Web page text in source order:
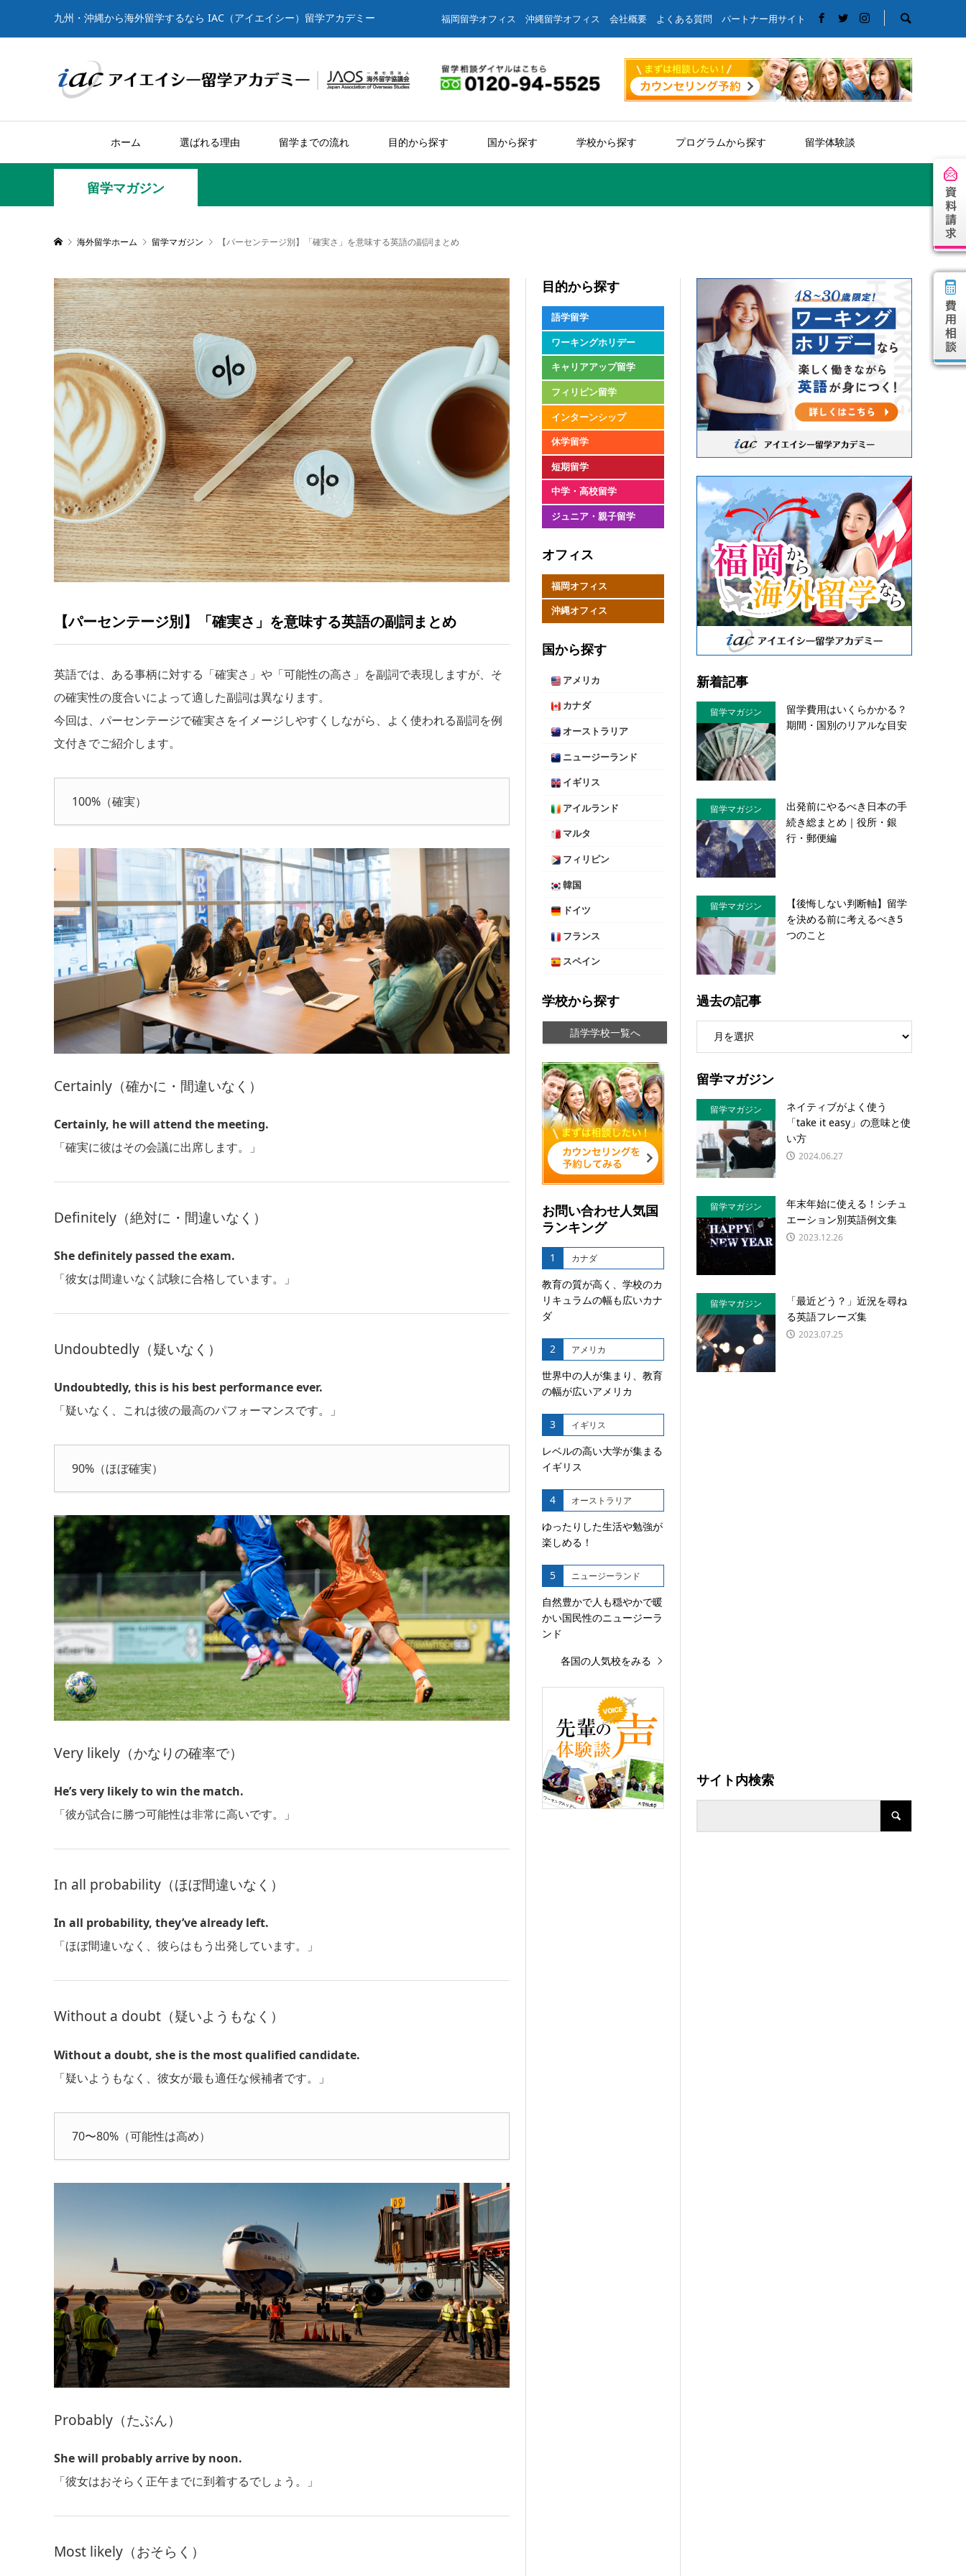
九州・沖縄から海外留学するなら IAC（アイエイシー）留学アカデミー 福岡留学オフィス 沖縄留学オフィス 会社概要 よくある質問 パートナー用サイト
ホーム 選ばれる理由 留学までの流れ 目的から探す 国から探す 学校から探す プログラムから探す 留学体験談
留学マガジン
海外留学ホーム 留学マガジン 【パーセンテージ別】「確実さ」を意味する英語の副詞まとめ
【パーセンテージ別】「確実さ」を意味する英語の副詞まとめ
英語では、ある事柄に対する「確実さ」や「可能性の高さ」を副詞で表現しますが、そ
の確実性の度合いによって適した副詞は異なります。
今回は、パーセンテージで確実さをイメージしやすくしながら、よく使われる副詞を例
文付きでご紹介します。
100%（確実）
Certainly（確かに・間違いなく）
Certainly, he will attend the meeting.
「確実に彼はその会議に出席します。」
Definitely（絶対に・間違いなく）
She definitely passed the exam.
「彼女は間違いなく試験に合格しています。」
Undoubtedly（疑いなく）
Undoubtedly, this is his best performance ever.
「疑いなく、これは彼の最高のパフォーマンスです。」
90%（ほぼ確実）
Very likely（かなりの確率で）
He’s very likely to win the match.
「彼が試合に勝つ可能性は非常に高いです。」
In all probability（ほぼ間違いなく）
In all probability, they’ve already left.
「ほぼ間違いなく、彼らはもう出発しています。」
Without a doubt（疑いようもなく）
Without a doubt, she is the most qualified candidate.
「疑いようもなく、彼女が最も適任な候補者です。」
70〜80%（可能性は高め）
Probably（たぶん）
She will probably arrive by noon.
「彼女はおそらく正午までに到着するでしょう。」
Most likely（おそらく）
目的から探す
語学留学
ワーキングホリデー
キャリアアップ留学
フィリピン留学
インターンシップ
休学留学
短期留学
中学・高校留学
ジュニア・親子留学
オフィス
福岡オフィス
沖縄オフィス
国から探す
アメリカ
カナダ
オーストラリア
ニュージーランド
イギリス
アイルランド
マルタ
フィリピン
韓国
ドイツ
フランス
スペイン
学校から探す
語学学校一覧へ
お問い合わせ人気国
ランキング
1 カナダ
教育の質が高く、学校のカ
リキュラムの幅も広いカナ
ダ
2 アメリカ
世界中の人が集まり、教育
の幅が広いアメリカ
3 イギリス
レベルの高い大学が集まる
イギリス
4 オーストラリア
ゆったりした生活や勉強が
楽しめる！
5 ニュージーランド
自然豊かで人も穏やかで暖
かい国民性のニュージーラ
ンド
各国の人気校をみる
新着記事
留学マガジン
留学費用はいくらかかる？
期間・国別のリアルな目安
留学マガジン
出発前にやるべき日本の手
続き総まとめ｜役所・銀
行・郵便編
留学マガジン
【後悔しない判断軸】留学
を決める前に考えるべき5
つのこと
過去の記事
留学マガジン
留学マガジン
ネイティブがよく使う
「take it easy」の意味と使
い方
2024.06.27
留学マガジン
年末年始に使える！シチュ
エーション別英語例文集
2023.12.26
留学マガジン
「最近どう？」近況を尋ね
る英語フレーズ集
2023.07.25
サイト内検索